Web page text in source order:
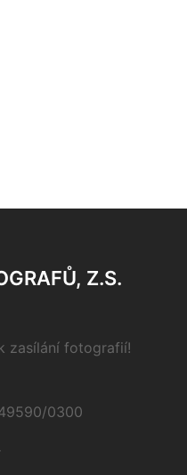
Z.S.
zasílání fotografií!
0300